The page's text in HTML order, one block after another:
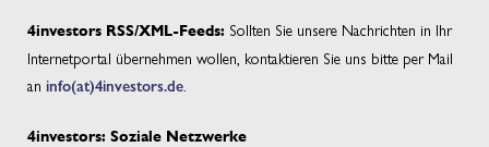
4investors RSS/XML-Feeds: Sollten Sie unsere Nachrichten in Ihr
Internetportal übernehmen wollen, kontaktieren Sie uns bitte per Mail
an info(at)4investors.de
4investors: Soziale Netzwerke